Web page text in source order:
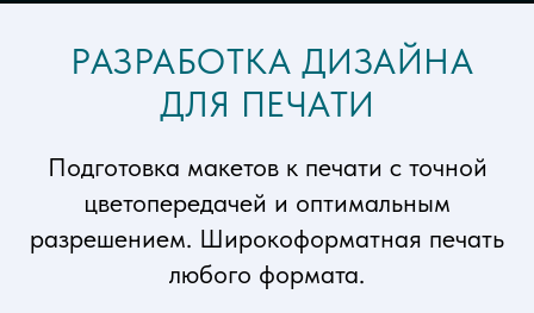
РАЗРАБОТКА ДИЗАЙНА
ДЛЯ ПЕЧАТИ
Подготовка макетов к печати с точной
цветопередачей и оптимальным
разрешением. Широкоформатная печать
любого формата.